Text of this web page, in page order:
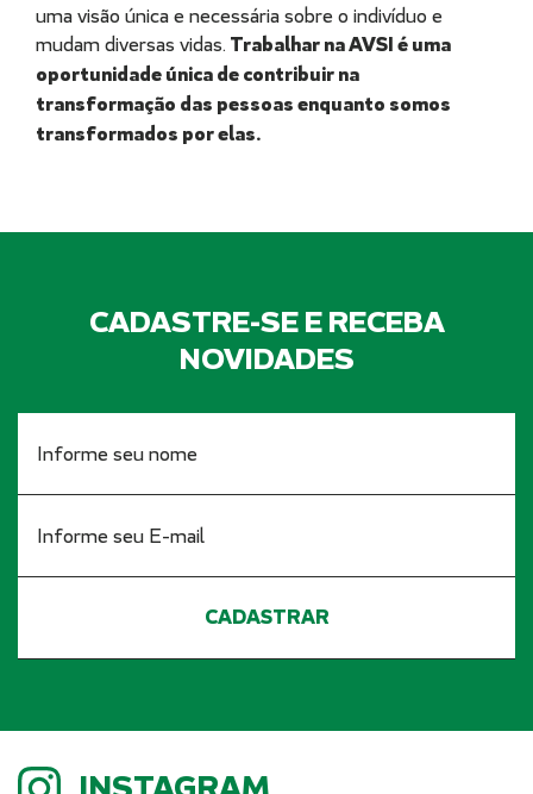
uma visão única e necessária sobre o indivíduo e
mudam diversas vidas. Trabalhar na AVSI é uma
oportunidade única de contribuir na
transformação das pessoas enquanto somos
transformados por elas.
CADASTRE-SE E RECEBA
NOVIDADES